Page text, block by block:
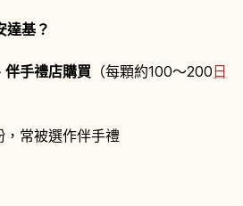
達基？
手禮店購買 （每顆約100～200 日
常被選作伴手禮